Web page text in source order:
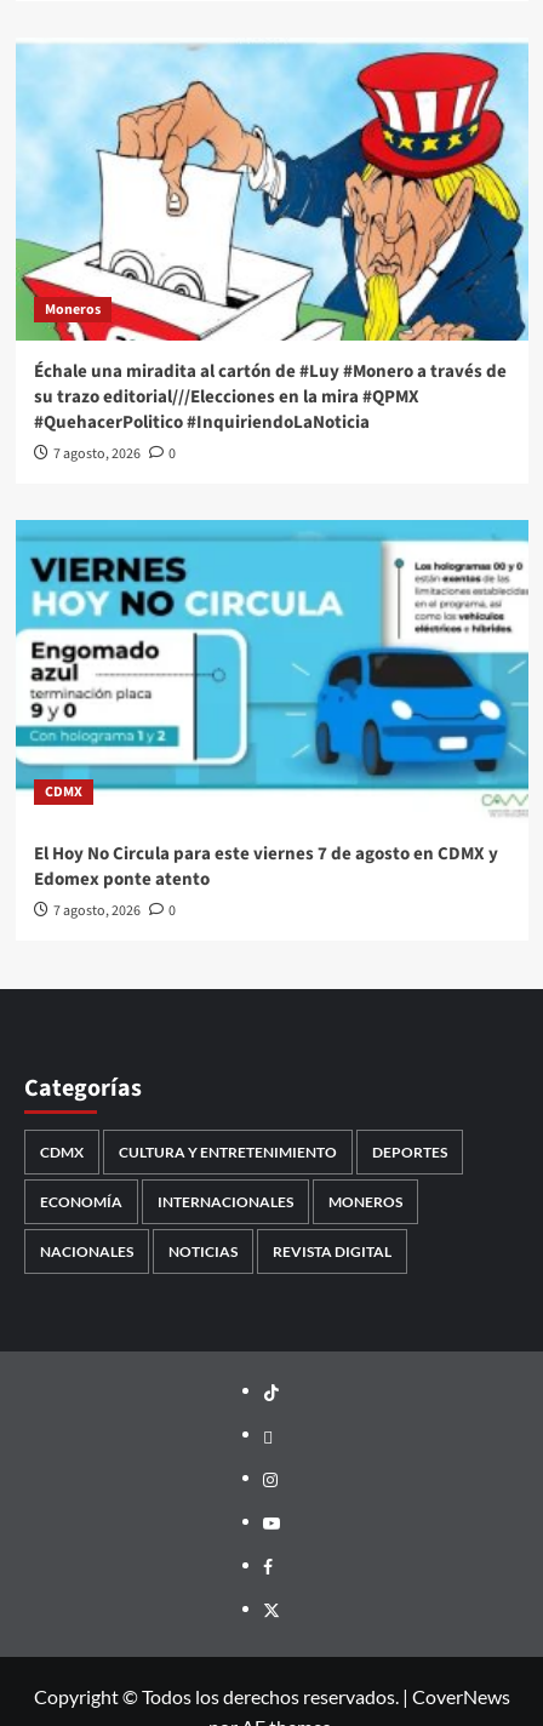
Moneros
Échale una miradita al cartón de #Luy #Monero a través de
su trazo editorial///Elecciones en la mira #QPMX
#QuehacerPolitico #InquiriendoLaNoticia
7 agosto, 2026 0
CDMX
El Hoy No Circula para este viernes 7 de agosto en CDMX y
Edomex ponte atento
7 agosto, 2026 0
Categorías
CDMX CULTURA Y ENTRETENIMIENTO DEPORTES
ECONOMÍA INTERNACIONALES MONEROS
NACIONALES NOTICIAS REVISTA DIGITAL
TikTok
threads
Instagram
Youtube
Facebook
X
Copyright © Todos los derechos reservados. | CoverNews